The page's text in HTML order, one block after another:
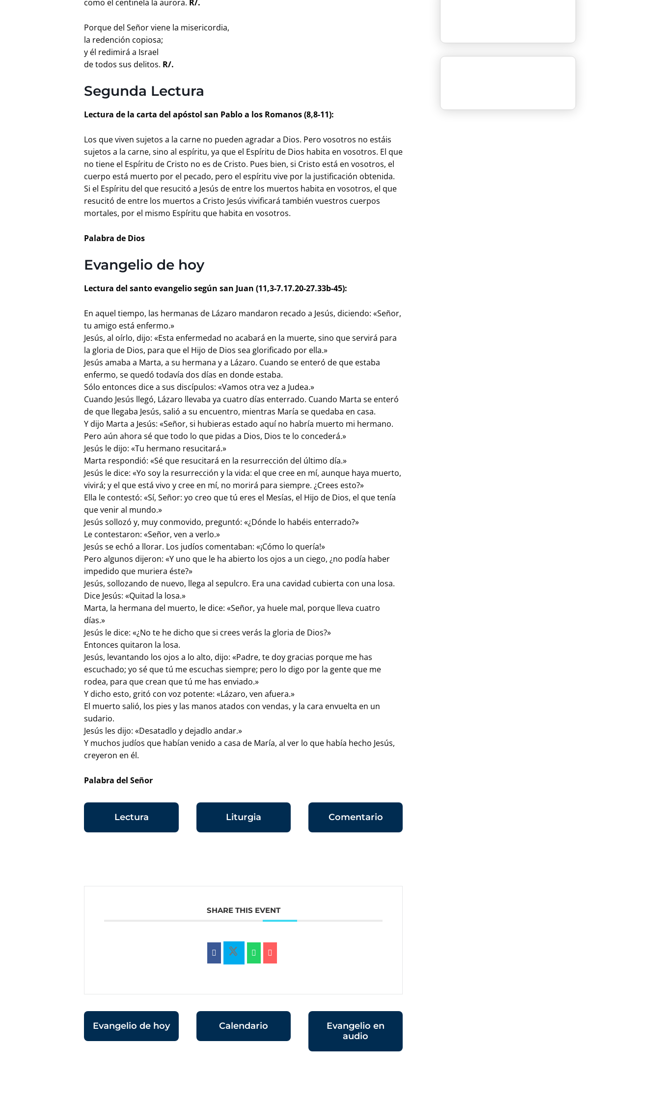
como el centinela la aurora. R/.
Porque del Señor viene la misericordia,
la redención copiosa;
y él redimirá a Israel
de todos sus delitos. R/.
Segunda Lectura
Lectura de la carta del apóstol san Pablo a los Romanos (8,8-11):
Los que viven sujetos a la carne no pueden agradar a Dios. Pero vosotros no estáis
sujetos a la carne, sino al espíritu, ya que el Espíritu de Dios habita en vosotros. El que
no tiene el Espíritu de Cristo no es de Cristo. Pues bien, si Cristo está en vosotros, el
cuerpo está muerto por el pecado, pero el espíritu vive por la justificación obtenida.
Si el Espíritu del que resucitó a Jesús de entre los muertos habita en vosotros, el que
resucitó de entre los muertos a Cristo Jesús vivificará también vuestros cuerpos
mortales, por el mismo Espíritu que habita en vosotros.
Palabra de Dios
Evangelio de hoy
Lectura del santo evangelio según san Juan (11,3-7.17.20-27.33b-45):
En aquel tiempo, las hermanas de Lázaro mandaron recado a Jesús, diciendo: «Señor,
tu amigo está enfermo.»
Jesús, al oírlo, dijo: «Esta enfermedad no acabará en la muerte, sino que servirá para
la gloria de Dios, para que el Hijo de Dios sea glorificado por ella.»
Jesús amaba a Marta, a su hermana y a Lázaro. Cuando se enteró de que estaba
enfermo, se quedó todavía dos días en donde estaba.
Sólo entonces dice a sus discípulos: «Vamos otra vez a Judea.»
Cuando Jesús llegó, Lázaro llevaba ya cuatro días enterrado. Cuando Marta se enteró
de que llegaba Jesús, salió a su encuentro, mientras María se quedaba en casa.
Y dijo Marta a Jesús: «Señor, si hubieras estado aquí no habría muerto mi hermano.
Pero aún ahora sé que todo lo que pidas a Dios, Dios te lo concederá.»
Jesús le dijo: «Tu hermano resucitará.»
Marta respondió: «Sé que resucitará en la resurrección del último día.»
Jesús le dice: «Yo soy la resurrección y la vida: el que cree en mí, aunque haya muerto,
vivirá; y el que está vivo y cree en mí, no morirá para siempre. ¿Crees esto?»
Ella le contestó: «Sí, Señor: yo creo que tú eres el Mesías, el Hijo de Dios, el que tenía
que venir al mundo.»
Jesús sollozó y, muy conmovido, preguntó: «¿Dónde lo habéis enterrado?»
Le contestaron: «Señor, ven a verlo.»
Jesús se echó a llorar. Los judíos comentaban: «¡Cómo lo quería!»
Pero algunos dijeron: «Y uno que le ha abierto los ojos a un ciego, ¿no podía haber
impedido que muriera éste?»
Jesús, sollozando de nuevo, llega al sepulcro. Era una cavidad cubierta con una losa.
Dice Jesús: «Quitad la losa.»
Marta, la hermana del muerto, le dice: «Señor, ya huele mal, porque lleva cuatro
días.»
Jesús le dice: «¿No te he dicho que si crees verás la gloria de Dios?»
Entonces quitaron la losa.
Jesús, levantando los ojos a lo alto, dijo: «Padre, te doy gracias porque me has
escuchado; yo sé que tú me escuchas siempre; pero lo digo por la gente que me
rodea, para que crean que tú me has enviado.»
Y dicho esto, gritó con voz potente: «Lázaro, ven afuera.»
El muerto salió, los pies y las manos atados con vendas, y la cara envuelta en un
sudario.
Jesús les dijo: «Desatadlo y dejadlo andar.»
Y muchos judíos que habían venido a casa de María, al ver lo que había hecho Jesús,
creyeron en él.
Palabra del Señor
Lectura Liturgia Comentario
SHARE THIS EVENT
Evangelio de hoy Calendario
Evangelio en
audio